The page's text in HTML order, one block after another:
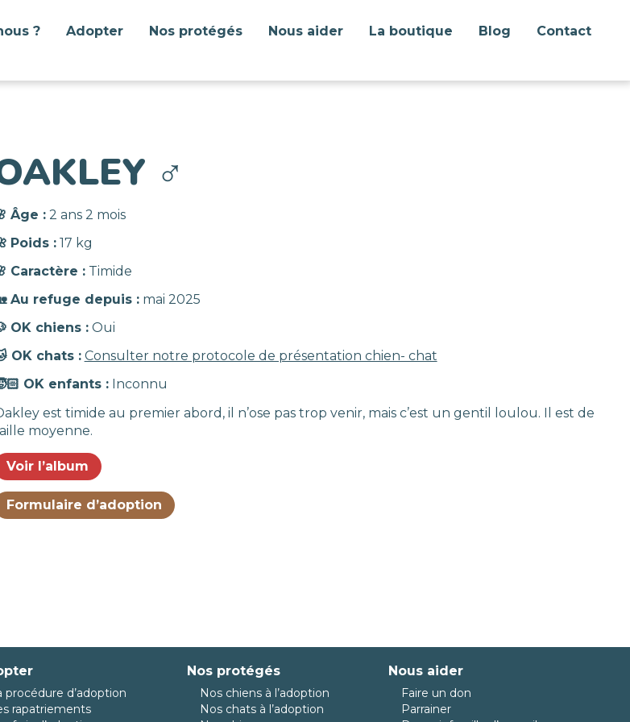
? Adopter Nos protégés Nous aider La boutique Blog Contact
♂️
Âge :2 ans 2 mois
Poids :17 kg
Caractère :Timide
Au refuge depuis :mai 2025
OK chiens :Oui
OK chats : Consulter notre protocole de présentation chien- chat
OK enfants :Inconnu
est timide au premier abord, il n’ose pas trop venir, mais c’est un gentil loulou. Il est de
moyenne.
Voir l’album
Formulaire d’adoption
procédure d’adoption
rapatriements
Nos protégés
Nos chiens à l’adoption
Nos chats à l’adoption
Nous aider
Faire un don
Parrainer